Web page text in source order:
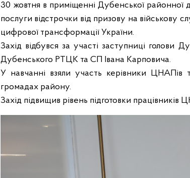
30 жовтня в приміщенні Дубенської районної
послуги відстрочки від призову на військову
цифрової трансформації України.
Захід відбувся за участі заступниці голови
Дубенського РТЦК та СП Івана Карповича.
У навчанні взяли участь керівники ЦНАПів
громадах району.
Захід підвищив рівень підготовки